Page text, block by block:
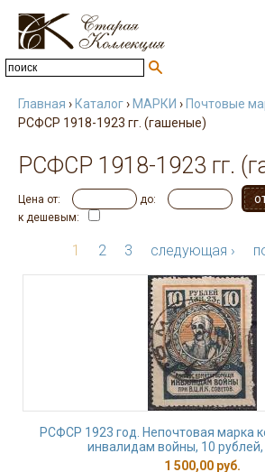
Главная › Каталог› МАРКИ › Почтовые
РСФСР 1918-1923 гг. (гашеные)
РСФСР 1918-1923 гг.
Цена от: до:
к дешевым:
1 2 3 следующая ›
РСФСР 1923 год. Непочтовая марка
инвалидам войны, 10
1 500,00 руб.